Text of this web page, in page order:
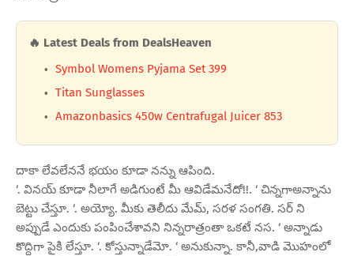
🔥 Latest Deals from DealsHeaven
Symbol Womens Pyjama Set 399
Titan Sunglasses
Amazonbasics 450w Centrafugal Juicer 853
దాకా లేవలేననే భయం కూడా నన్ను ఆపింది.
‘. వినయ్ కూడా నీలాగే అడిగుంటే మీ ఆవిడేమనేదో!!. ‘ చిన్నగాఅన్నాను
బెట్టు చేస్తూ. ‘. అయ్యో. మీకు తెలీదు మేమ్, సరళ సంగతి. సర్ ని
అప్పుడే ఎందుకు పంపించేశావని నిన్నరాత్రంతా ఒకటే నస. ‘ అన్నాడు
కొద్దిగా పైకి లేస్తూ. ‘. కోస్తున్నాడేమో. ‘ అనుకున్నా. కానీ,వాడి మొహంలో